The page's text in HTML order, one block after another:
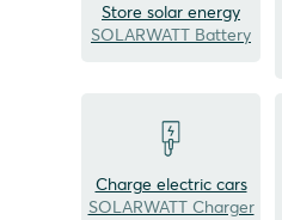
Store solar energy
SOLARWATT Battery
Charge electric cars
SOLARWATT Charger